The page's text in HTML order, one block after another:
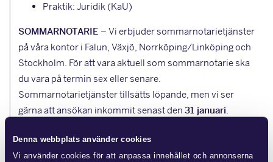
Denna webbplats använder cookies
Vi använder cookies för att anpassa innehållet och annonserna
Praktik: Juridik (KaU)
SOMMARNOTARIE – Vi erbjuder sommarnotarietjänster
på våra kontor i Falun, Växjö, Norrköping/Linköping och
Stockholm. För att vara aktuell som sommarnotarie ska
du vara på termin sex eller senare.
Sommarnotarietjänster tillsätts löpande, men vi ser
gärna att ansökan inkommit senast den 31 januari.
UPPGIFTER & ANSÖKAN